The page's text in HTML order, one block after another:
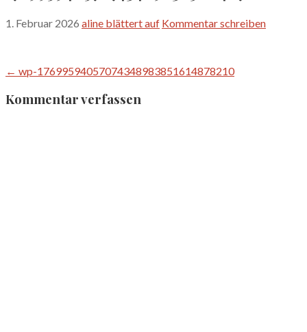
1. Februar 2026 aline blättert auf Kommentar schreiben
Beitragsnavigation
← wp-17699594057074348983851614878210
Kommentar verfassen